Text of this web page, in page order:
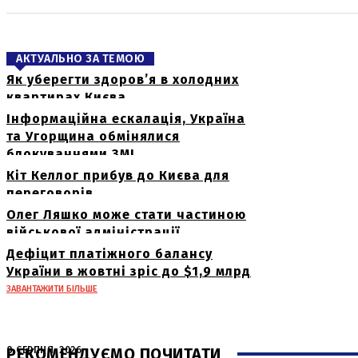
АКТУАЛЬНО ЗА ТЕМОЮ
Як уберегти здоров’я в холодних
квартирах Києва
Інформаційна ескалація, Україна
та Угорщина обмінялися
блокуваннями ЗМІ
Кіт Келлог прибув до Києва для
переговорів
Олег Ляшко може стати частиною
військової адміністрації
Дефіцит платіжного балансу
України в жовтні зріс до $1,9 млрд
ЗАВАНТАЖИТИ БІЛЬШЕ
РЕКОМЕНДУЄМО ПОЧИТАТИ
8 СЕРПНЯ, 2026